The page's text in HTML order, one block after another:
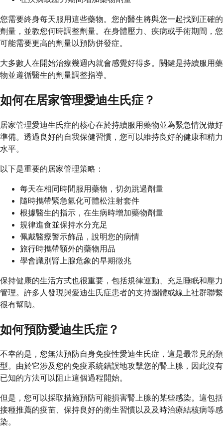
您需要終身每天服用這些藥物。您的醫生將與您一起找到正確的
劑量，並教您何時調整劑量。在身體壓力、疾病或手術期間，您
可能需要更高的劑量以預防併發症。
大多數人在開始治療幾週內就會感覺好得多。關鍵是持續服用藥
物並遵循醫生的劑量調整指導。
如何在居家管理愛迪生氏症？
居家管理愛迪生氏症的核心在於持續服用藥物並為緊急情況做好
準備。透過良好的自我保健習慣，您可以維持良好的健康和精力
水平。
以下是重要的居家管理策略：
每天在相同時間服用藥物，切勿跳過劑量
隨時攜帶緊急氫化可體松注射套件
根據醫生的指示，在生病時增加藥物劑量
規律進食並保持水分充足
佩戴醫療警示飾品，說明您的病情
旅行時攜帶額外的藥物用品
學會識別腎上腺危象的早期徵兆
保持健康的生活方式也很重要，包括規律運動、充足睡眠和壓力
管理。許多人發現與愛迪生氏症患者的支持團體或線上社群聯繫
很有幫助。
如何預防愛迪生氏症？
不幸的是，您無法預防自身免疫性愛迪生氏症，這是最常見的類
型。由於它涉及您的免疫系統錯誤地攻擊您的腎上腺，因此沒有
已知的方法可以阻止這個過程開始。
但是，您可以採取措施預防可能損害腎上腺的某些感染。這包括
接種推薦的疫苗、保持良好的衛生習慣以及及時治療結核病等感
染。